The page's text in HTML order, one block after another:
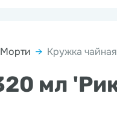
→ Кружка
мл